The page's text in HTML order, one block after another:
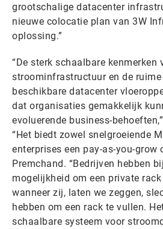
grootschalige datacenter
nieuwe colocatie plan van 3W
oplossing.”
“De sterk schaalbare kenmerken
stroominfrastructuur en de ruime
beschikbare datacenter
dat organisaties gemakkelijk
evoluerende business-
“Het biedt zowel snelgroeiende
enterprises een pay-as-you-grow
Premchand. “Bedrijven hebben
mogelijkheid om een private
wanneer zij, laten we zeggen,
hebben om een rack te vullen.
schaalbare systeem voor